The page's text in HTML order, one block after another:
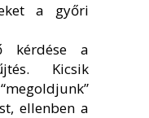
a győri
kérdése a
Kicsik
ellenben a